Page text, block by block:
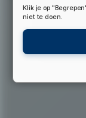
Klik je op
niet te doen.